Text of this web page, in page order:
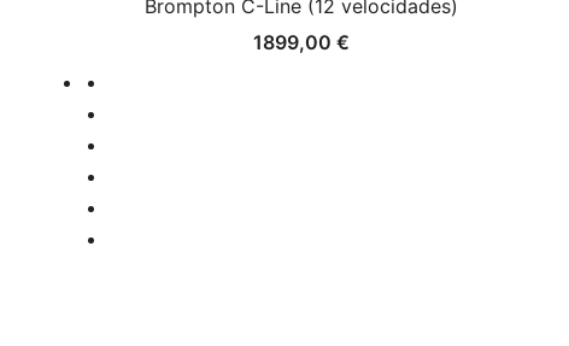
Brompton C-Line (12 velocidades)
1899,00 €